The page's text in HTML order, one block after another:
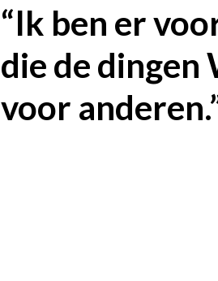
“Ik ben er
die de dingen
voor